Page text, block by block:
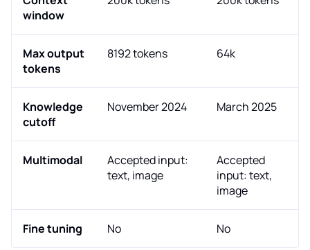
window
Max output
tokens
8192 tokens 64k
Knowledge
cutoff
November 2024 March 2025
Multimodal
Accepted input:
text, image
Accepted
input: text,
image
Fine tuning No No